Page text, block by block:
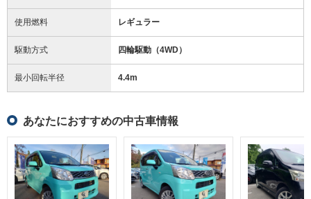
使用燃料 レギュラー
駆動方式 四輪駆動（4WD）
最小回転半径 4.4m
あなたにおすすめの中古車情報